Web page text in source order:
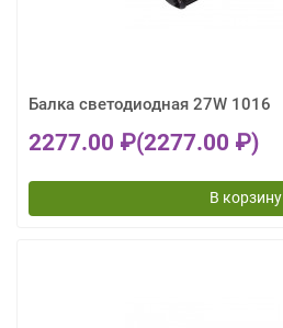
Балка светодиодная 27W 1016
2277.00 ₽(2277.00 ₽)
В корзину